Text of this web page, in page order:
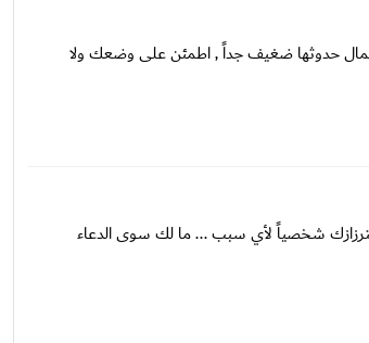
حدوثها ضغيف جداً , اطمئن على وضعك ولا
ابترزازك شخصياً لأي سبب ... ما لك سوى الدعاء